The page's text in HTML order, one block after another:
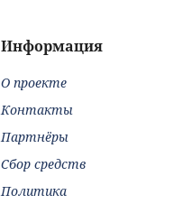
Информация
О проекте
Контакты
Партнёры
Сбор средств
Политика